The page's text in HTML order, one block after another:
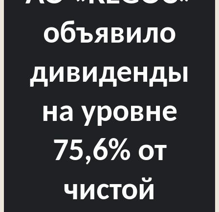
объявило
дивиденды
на уровне
75,6% от
чистой